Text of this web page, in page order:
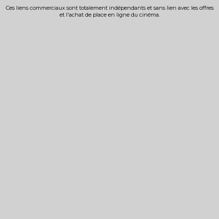
Ces liens commerciaux sont totalement indépendants et sans lien avec les offres
et l'achat de place en ligne du cinéma.